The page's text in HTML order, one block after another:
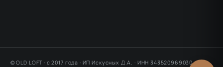
© OLD LOFT · с 2017 года · ИП Искусных Д.А. · ИНН 343520969030